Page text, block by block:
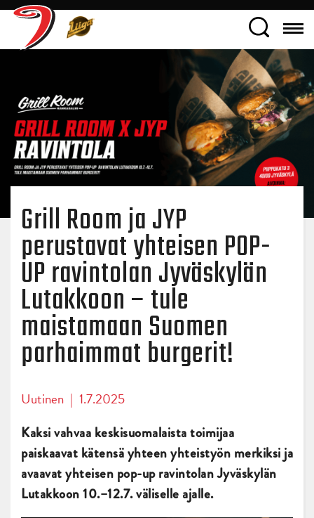
Grill Room ja JYP
perustavat yhteisen POP-
UP ravintolan Jyväskylän
Lutakkoon – tule
maistamaan Suomen
parhaimmat burgerit!
Uutinen | 1.7.2025
Kaksi vahvaa keskisuomalaista toimijaa
paiskaavat kätensä yhteen yhteistyön merkiksi ja
avaavat yhteisen pop-up ravintolan Jyväskylän
Lutakkoon 10.–12.7. väliselle ajalle.